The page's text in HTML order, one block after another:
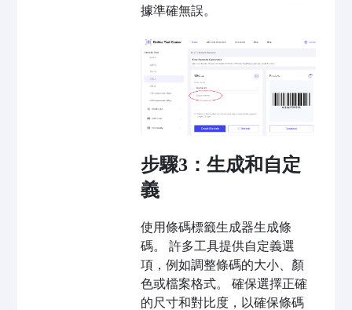
據準確無誤。
步驟3：生成和自定
義
使用條碼標籤生成器生成條
碼。 許多工具提供自定義選
項，例如調整條碼的大小、顏
色或檔案格式。 確保選擇正確
的尺寸和對比度，以確保條碼